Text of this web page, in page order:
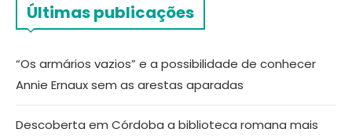
Últimas publicações
“Os armários vazios” e a possibilidade de conhecer
Annie Ernaux sem as arestas aparadas
Descoberta em Córdoba a biblioteca romana mais